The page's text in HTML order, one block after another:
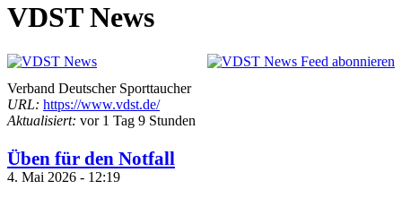
VDST News
Verband Deutscher Sporttaucher
URL: https://www.vdst.de/
Aktualisiert: vor 1 Tag 9 Stunden
Üben für den Notfall
4. Mai 2026 - 12:19